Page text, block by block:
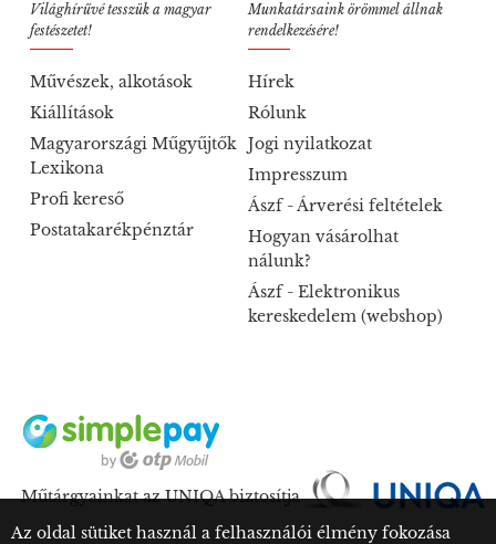
Világhírűvé tesszük a magyar
festészetet!
Művészek, alkotások
Kiállítások
Magyarországi Műgyűjtők
Lexikona
Profi kereső
Postatakarékpénztár
Munkatársaink örömmel állnak
rendelkezésére!
Hírek
Rólunk
Jogi nyilatkozat
Impresszum
Ászf - Árverési feltételek
Hogyan vásárolhat
nálunk?
Ászf - Elektronikus
kereskedelem (webshop)
Műtárgyainkat az UNIQA biztosítja
Az oldal sütiket használ a felhasználói élmény fokozása